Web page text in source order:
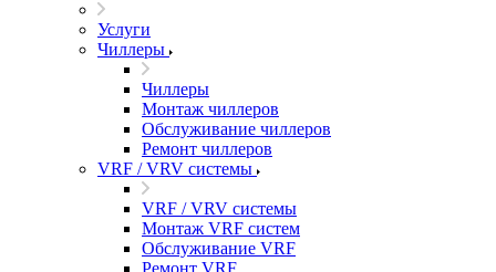
Услуги
Чиллеры
Чиллеры
Монтаж чиллеров
Обслуживание чиллеров
Ремонт чиллеров
VRF / VRV системы
VRF / VRV системы
Монтаж VRF систем
Обслуживание VRF
Ремонт VRF